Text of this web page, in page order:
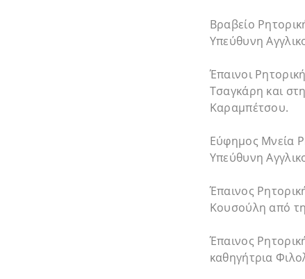
Βραβείο
Υπεύθυνη
Έπαινοι
Τσαγκάρη και
Καραμπέτσου.
Εύφημος Μνεία
Υπεύθυνη
Έπαινος
Κουσούλη από
Έπαινος
καθηγήτρια